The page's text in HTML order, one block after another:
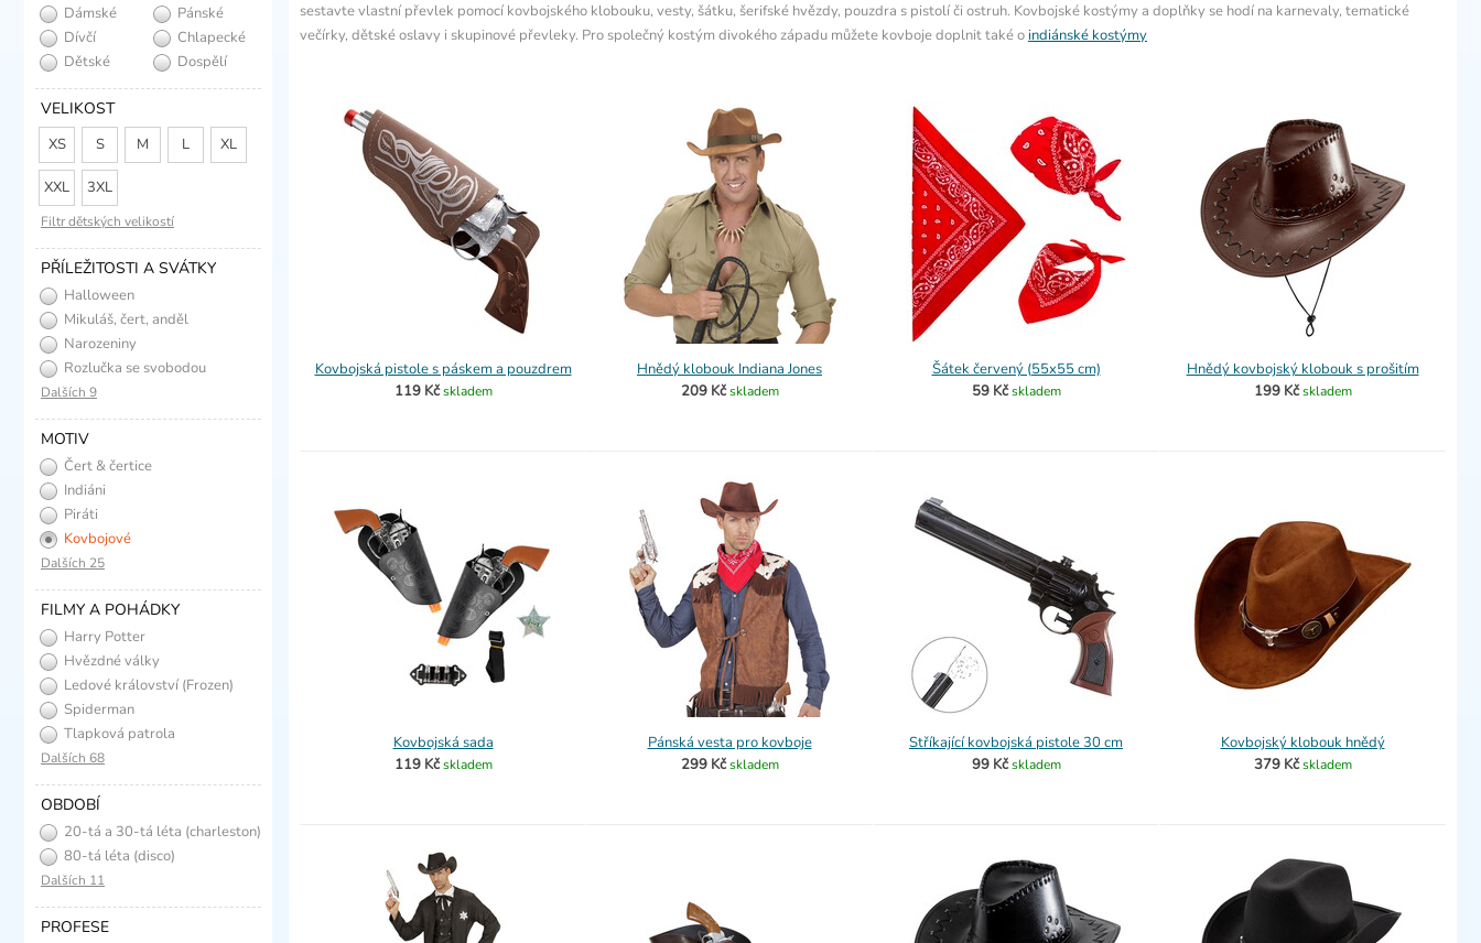
sestavte vlastní převlek pomocí kovbojského klobouku, vesty, šátku, šerifské hvězdy, pouzdra s pistolí či ostruh. Kovbojské kostýmy a doplňky se hodí na karnevaly, tematické
večírky, dětské oslavy i skupinové převleky. Pro společný kostým divokého západu můžete kovboje doplnit také o indiánské kostýmy
Kovbojská pistole s páskem a pouzdrem
119 Kč skladem
Hnědý klobouk Indiana Jones
209 Kč skladem
Šátek červený (55x55 cm)
59 Kč skladem
Hnědý kovbojský klobouk s prošitím
199 Kč skladem
Kovbojská sada
119 Kč skladem
Pánská vesta pro kovboje
299 Kč skladem
Stříkající kovbojská pistole 30 cm
99 Kč skladem
Kovbojský klobouk hnědý
379 Kč skladem
Dámské
Pánské
Dívčí
Chlapecké
Dětské
Dospělí
VELIKOST
XS S M L XL
XXL 3XL
Filtr dětských velikostí
PŘÍLEŽITOSTI A SVÁTKY
Halloween
Mikuláš, čert, anděl
Narozeniny
Rozlučka se svobodou
Dalších 9
MOTIV
Čert & čertice
Indiáni
Piráti
Kovbojové
Dalších 25
FILMY A POHÁDKY
Harry Potter
Hvězdné války
Ledové království (Frozen)
Spiderman
Tlapková patrola
Dalších 68
OBDOBÍ
20-tá a 30-tá léta (charleston)
80-tá léta (disco)
Dalších 11
PROFESE